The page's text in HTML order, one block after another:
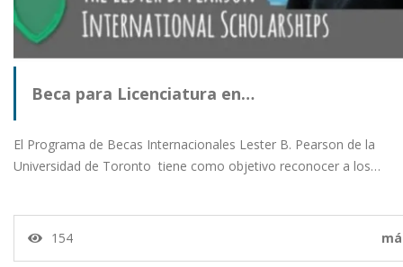
Beca para Licenciatura en…
El Programa de Becas Internacionales Lester B. Pearson de la
Universidad de Toronto tiene como objetivo reconocer a los…
154